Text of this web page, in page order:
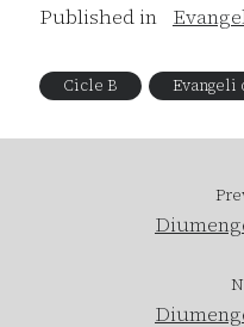
Published in
Cicle B Evangeli